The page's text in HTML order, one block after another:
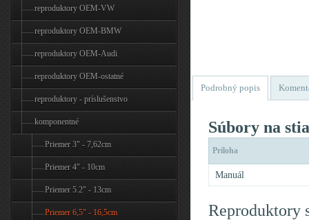
Podrobný popis
Súbory na
Príloha
Manuál
Reproduktory
reproduktory OEM-VW
reproduktory OEM-BMW
reproduktory OEM-Audi
reproduktory OEM-ostatné
reproduktory - príslušenstvo
komponentné
Priemer 3" - 7,62cm
Priemer 4" - 10cm
Priemer 5.2" - 13cm
Priemer 6,5" - 16,5cm